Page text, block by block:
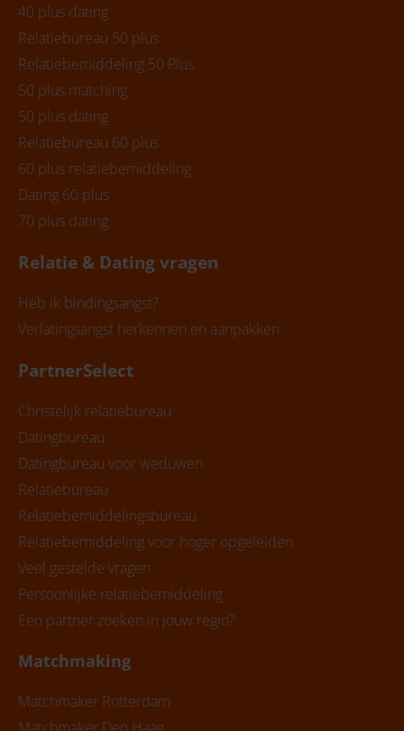
40 plus dating
Relatiebureau 50 plus
Relatiebemiddeling 50 Plus
50 plus matching
50 plus dating
Relatiebureau 60 plus
60 plus relatiebemiddeling
Dating 60 plus
70 plus dating
Relatie & Dating vragen
Heb ik bindingsangst?
Verlatingsangst herkennen en aanpakken
PartnerSelect
Christelijk relatiebureau
Datingbureau
Datingbureau voor weduwen
Relatiebureau
Relatiebemiddelingsbureau
Relatiebemiddeling voor hoger opgeleiden
Veel gestelde vragen
Persoonlijke relatiebemiddeling
Een partner zoeken in jouw regio?
Matchmaking
Matchmaker Rotterdam